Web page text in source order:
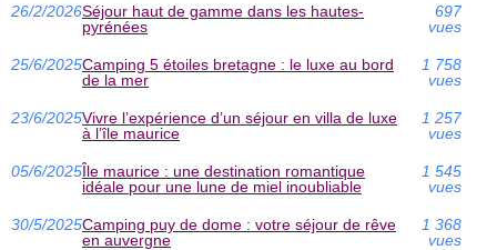
26/2/2026Séjour haut de gamme dans les hautes-
pyrénées
697
vues
25/6/2025Camping 5 étoiles bretagne : le luxe au bord
de la mer
1 758
vues
23/6/2025Vivre l’expérience d’un séjour en villa de luxe
à l’île maurice
1 257
vues
05/6/2025Île maurice : une destination romantique
idéale pour une lune de miel inoubliable
1 545
vues
30/5/2025Camping puy de dome : votre séjour de rêve
en auvergne
1 368
vues